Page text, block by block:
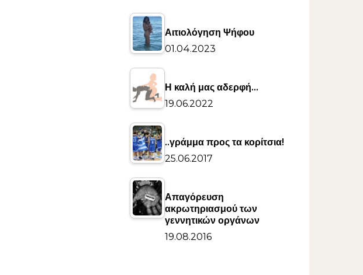
Αιτιολόγηση Ψήφου
01.04.2023
Η καλή μας αδερφή…
19.06.2022
..γράμμα προς τα κορίτσια!
25.06.2017
Απαγόρευση
ακρωτηριασμού των
γεννητικών οργάνων
19.08.2016